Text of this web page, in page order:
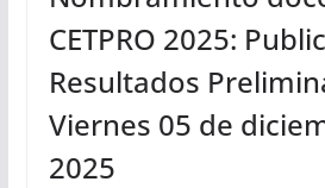
CETPRO 2025:
Resultados
Viernes 05 de
2025